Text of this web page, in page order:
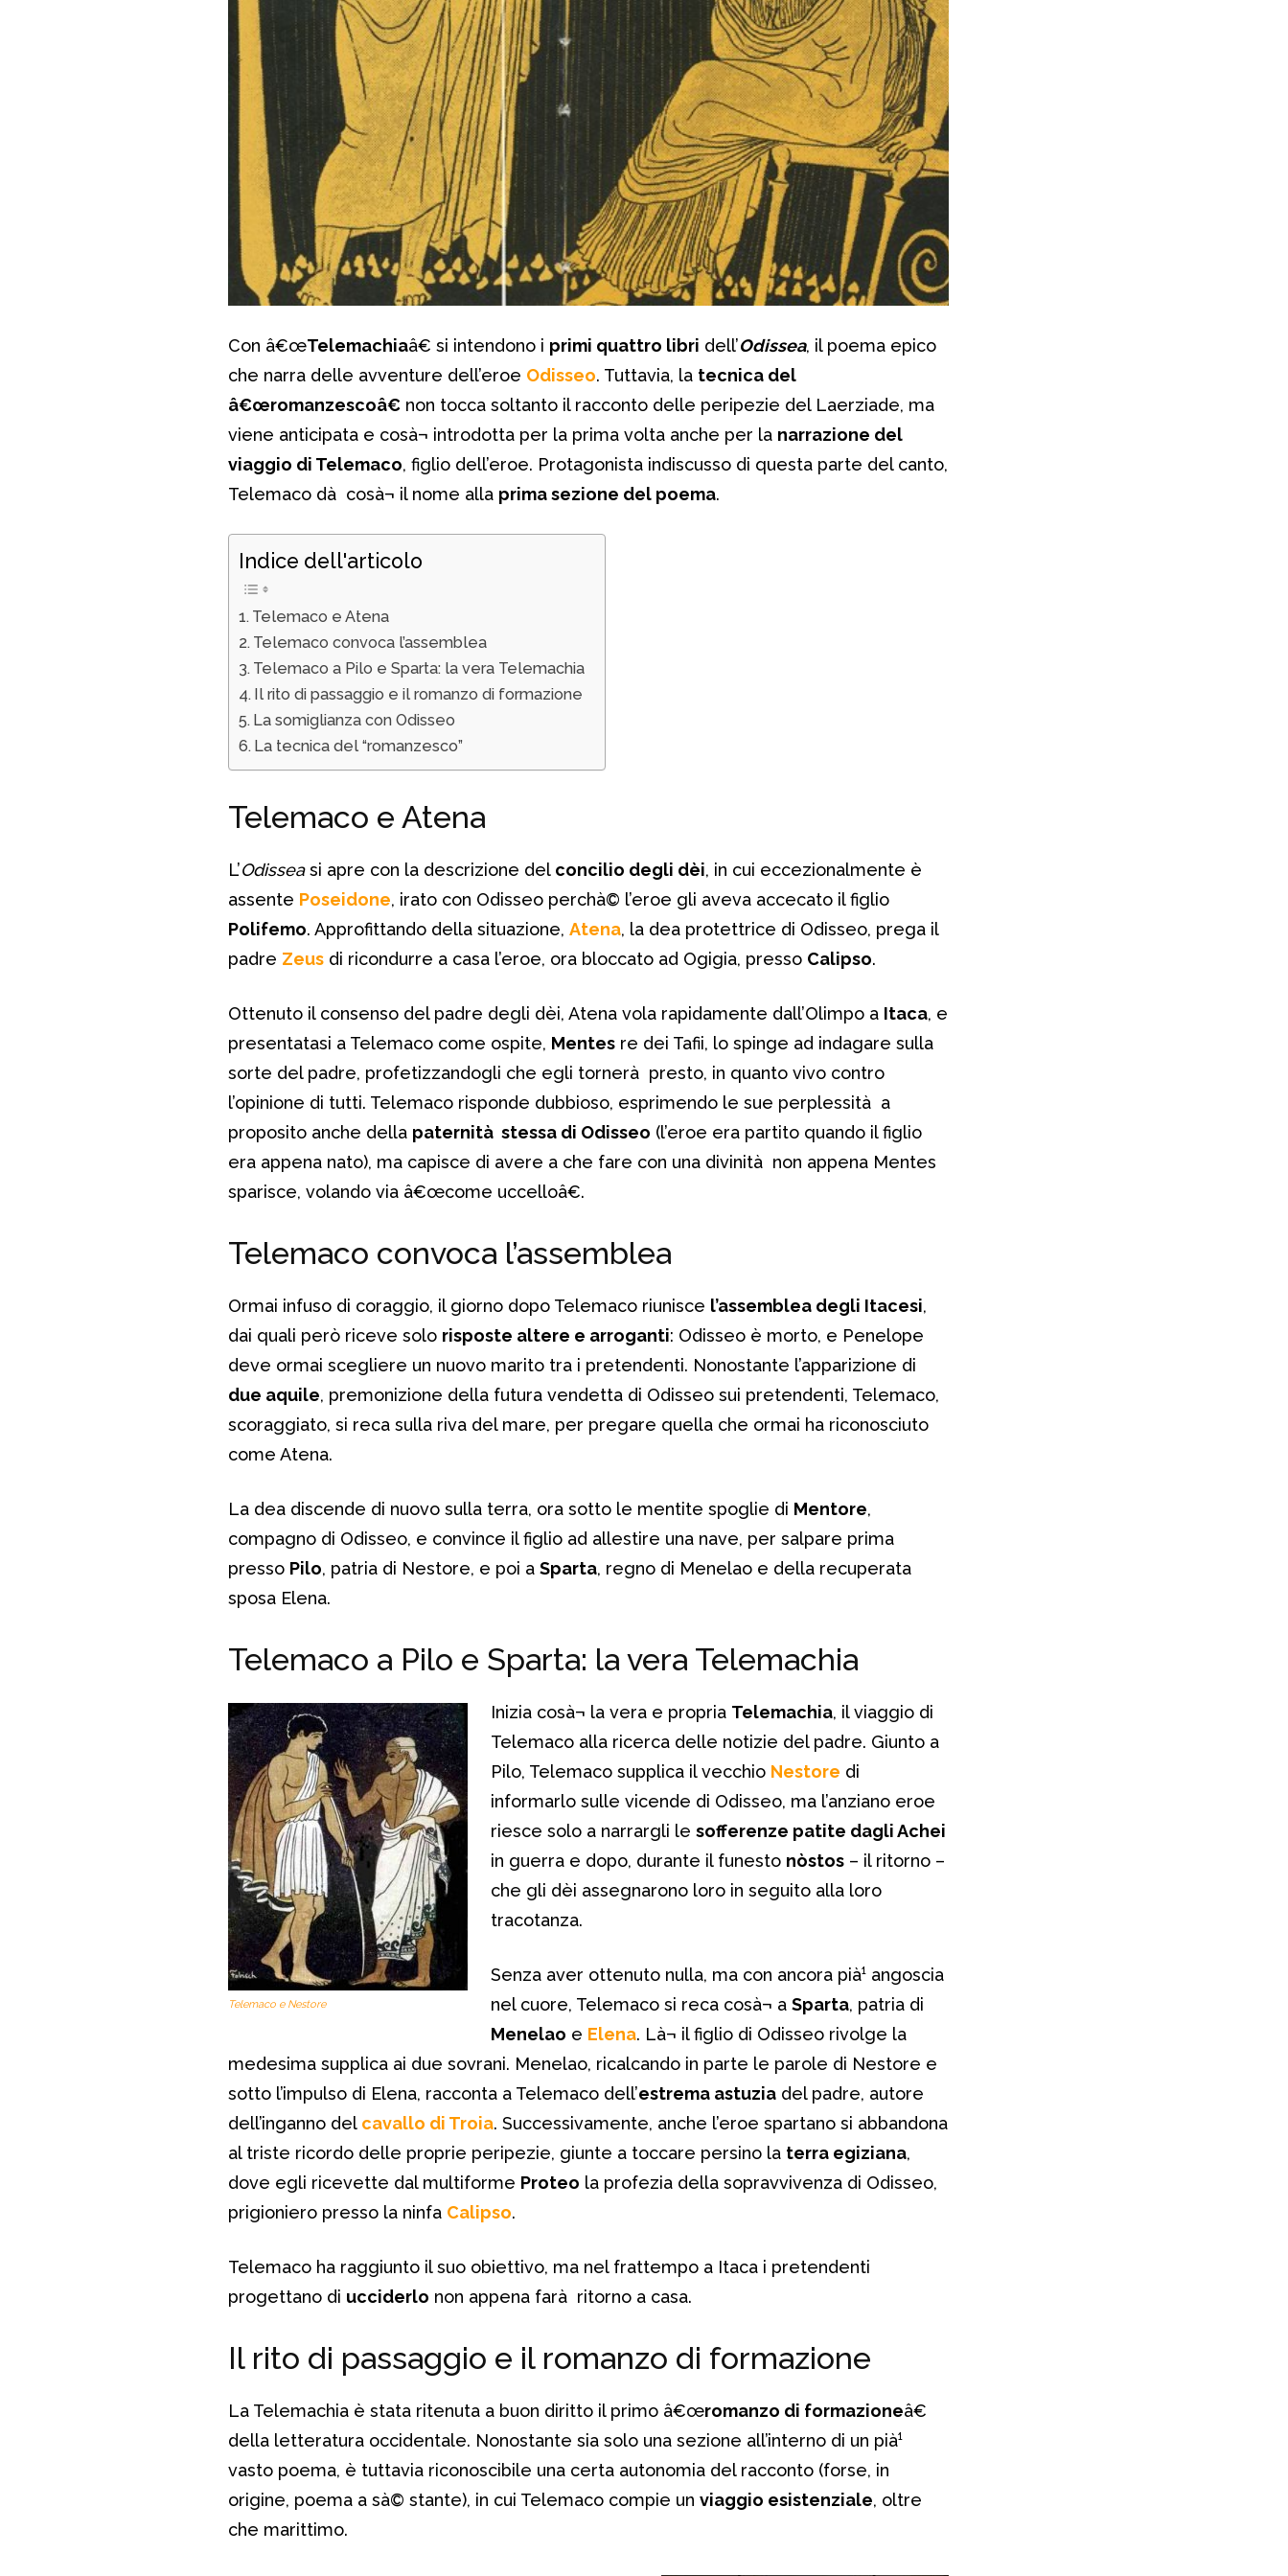
Con â€œTelemachiaâ€ si intendono i primi quattro libri dell’Odissea, il poema epico
che narra delle avventure dell’eroe Odisseo. Tuttavia, la tecnica del
â€œromanzescoâ€ non tocca soltanto il racconto delle peripezie del Laerziade, ma
viene anticipata e cosà¬ introdotta per la prima volta anche per la narrazione del
viaggio di Telemaco, figlio dell’eroe. Protagonista indiscusso di questa parte del canto,
Telemaco dà cosà¬ il nome alla prima sezione del poema.
Indice dell'articolo
Telemaco e Atena
Telemaco convoca l’assemblea
Telemaco a Pilo e Sparta: la vera Telemachia
Il rito di passaggio e il romanzo di formazione
La somiglianza con Odisseo
La tecnica del “romanzesco”
Telemaco e Atena
L’Odisseasi apre con la descrizione del concilio degli dèi, in cui eccezionalmente è
assente Poseidone, irato con Odisseo perchà© l’eroe gli aveva accecato il figlio
Polifemo. Approfittando della situazione, Atena, la dea protettrice di Odisseo, prega il
padre Zeus di ricondurre a casa l’eroe, ora bloccato ad Ogigia, presso Calipso.
Ottenuto il consenso del padre degli dèi, Atena vola rapidamente dall’Olimpo a Itaca, e
presentatasi a Telemaco come ospite, Mentes re dei Tafii, lo spinge ad indagare sulla
sorte del padre, profetizzandogli che egli tornerà presto, in quanto vivo contro
l’opinione di tutti. Telemaco risponde dubbioso, esprimendo le sue perplessità a
proposito anche della paternità stessa di Odisseo (l’eroe era partito quando il figlio
era appena nato), ma capisce di avere a che fare con una divinità non appena Mentes
sparisce, volando via â€œcome uccelloâ€.
Telemaco convoca l’assemblea
Ormai infuso di coraggio, il giorno dopo Telemaco riunisce l’assemblea degli Itacesi,
dai quali però riceve solo risposte altere e arroganti: Odisseo è morto, e Penelope
deve ormai scegliere un nuovo marito tra i pretendenti. Nonostante l’apparizione di
due aquile, premonizione della futura vendetta di Odisseo sui pretendenti, Telemaco,
scoraggiato, si reca sulla riva del mare, per pregare quella che ormai ha riconosciuto
come Atena.
La dea discende di nuovo sulla terra, ora sotto le mentite spoglie di Mentore,
compagno di Odisseo, e convince il figlio ad allestire una nave, per salpare prima
presso Pilo, patria di Nestore, e poi a Sparta, regno di Menelao e della recuperata
sposa Elena.
Telemaco a Pilo e Sparta: la vera Telemachia
Telemaco e Nestore
Inizia cosà¬ la vera e propria Telemachia, il viaggio di
Telemaco alla ricerca delle notizie del padre. Giunto a
Pilo, Telemaco supplica il vecchio Nestore di
informarlo sulle vicende di Odisseo, ma l’anziano eroe
riesce solo a narrargli le sofferenze patite dagli Achei
in guerra e dopo, durante il funesto nòstos – il ritorno –
che gli dèi assegnarono loro in seguito alla loro
tracotanza.
Senza aver ottenuto nulla, ma con ancora pià¹ angoscia
nel cuore, Telemaco si reca cosà¬ a Sparta, patria di
Menelao e Elena. Là¬ il figlio di Odisseo rivolge la
medesima supplica ai due sovrani. Menelao, ricalcando in parte le parole di Nestore e
sotto l’impulso di Elena, racconta a Telemaco dell’estrema astuzia del padre, autore
dell’inganno del cavallo di Troia. Successivamente, anche l’eroe spartano si abbandona
al triste ricordo delle proprie peripezie, giunte a toccare persino la terra egiziana,
dove egli ricevette dal multiforme Proteo la profezia della sopravvivenza di Odisseo,
prigioniero presso la ninfa Calipso.
Telemaco ha raggiunto il suo obiettivo, ma nel frattempo a Itaca i pretendenti
progettano di ucciderlo non appena farà ritorno a casa.
Il rito di passaggio e il romanzo di formazione
La Telemachia è stata ritenuta a buon diritto il primo â€œromanzo di formazioneâ€
della letteratura occidentale. Nonostante sia solo una sezione all’interno di un pià¹
vasto poema, è tuttavia riconoscibile una certa autonomia del racconto (forse, in
origine, poema a sà© stante), in cui Telemaco compie un viaggio esistenziale, oltre
che marittimo.